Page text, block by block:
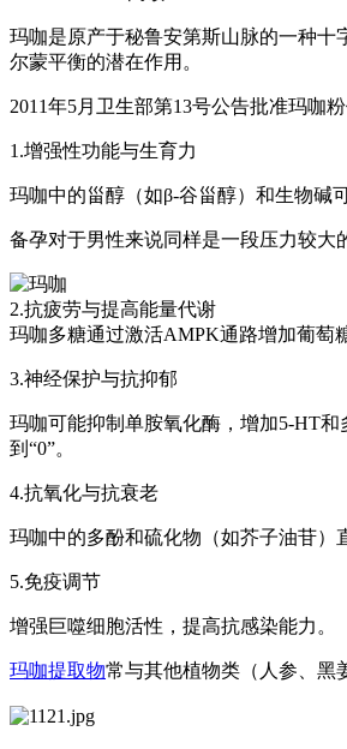
玛咖是原产于秘鲁安第斯山脉的一种
尔蒙平衡的潜在作用。
2011年5月卫生部第13号公告批准玛咖
1.增强性功能与生育力
玛咖中的甾醇（如β-谷甾醇）和生物碱
备孕对于男性来说同样是一段压力较
2.抗疲劳与提高能量代谢
玛咖多糖通过激活AMPK通路增加葡萄
3.神经保护与抗抑郁
玛咖可能抑制单胺氧化酶，增加5-HT
到“0”。
4.抗氧化与抗衰老
玛咖中的多酚和硫化物（如芥子油苷）
5.免疫调节
增强巨噬细胞活性，提高抗感染能力。
玛咖提取物常与其他植物类（人参、黑